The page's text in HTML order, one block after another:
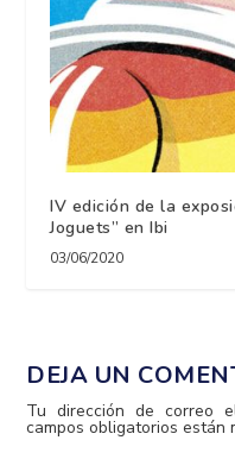
IV edición de la
Joguets” en Ibi
03/06/2020
DEJA UN
Tu dirección de correo
campos obligatorios están